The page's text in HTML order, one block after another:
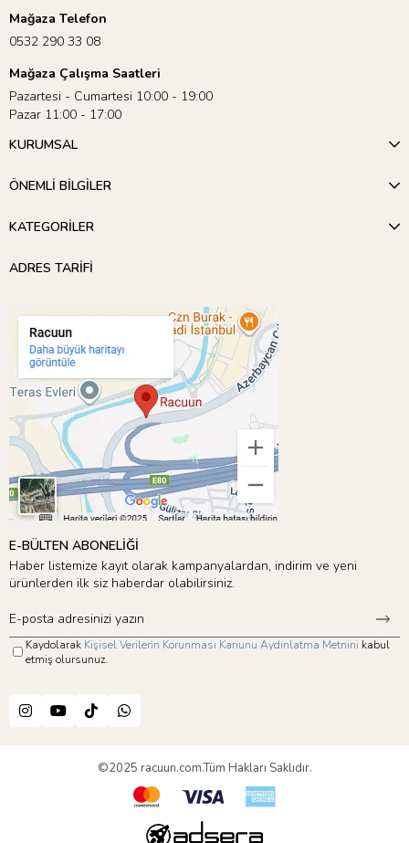
Mağaza Telefon
0532 290 33 08
Mağaza Çalışma Saatleri
Pazartesi - Cumartesi 10:00 - 19:00
Pazar 11:00 - 17:00
KURUMSAL
ÖNEMLİ BİLGİLER
KATEGORİLER
ADRES TARİFİ
E-BÜLTEN ABONELİĞİ
Haber listemize kayıt olarak kampanyalardan, indirim ve yeni
ürünlerden ilk siz haberdar olabilirsiniz.
Kaydolarak Kişisel Verilerin Korunması Kanunu Aydınlatma Metnini kabul
etmiş olursunuz.
©2025 racuun.com.Tüm Hakları Saklıdır.